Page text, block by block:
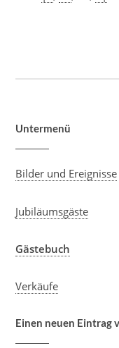
Untermenü
Bilder und Ereignisse
Jubiläumsgäste
Gästebuch
Verkäufe
Einen neuen Eintrag